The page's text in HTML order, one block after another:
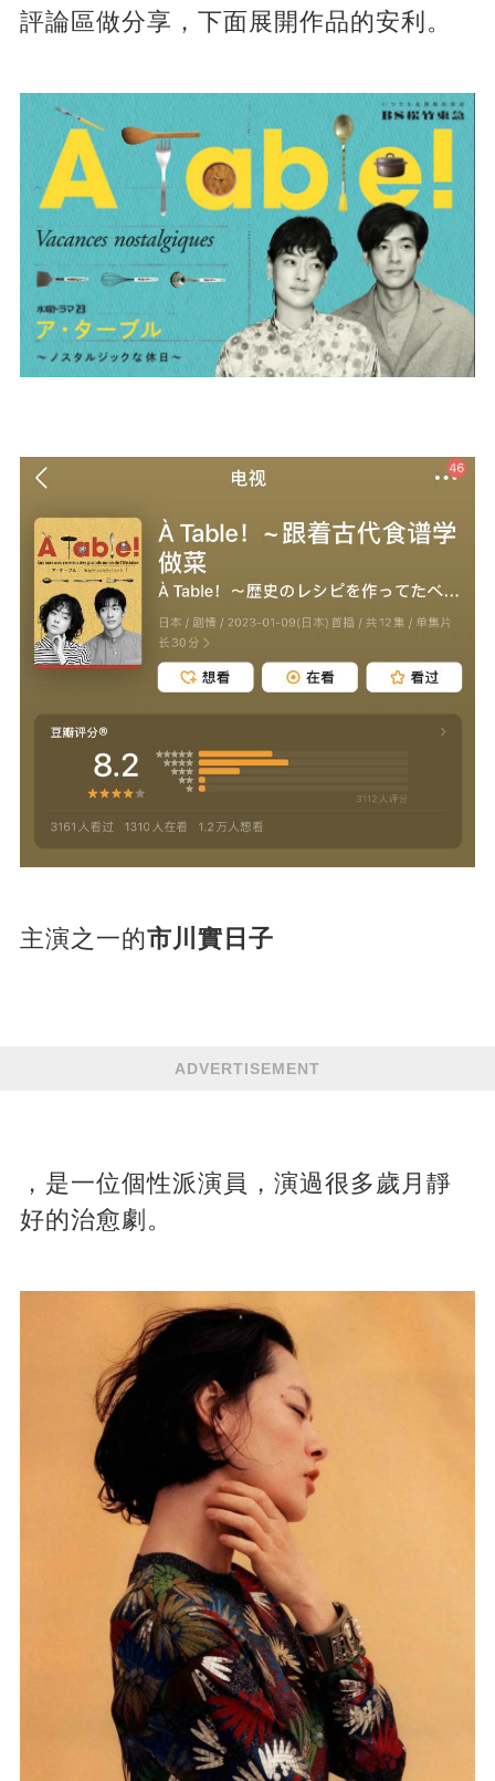
評論區做分享，下面展開作品的安利。
主演之一的市川實日子
ADVERTISEMENT
，是一位個性派演員，演過很多歲月靜
好的治愈劇。